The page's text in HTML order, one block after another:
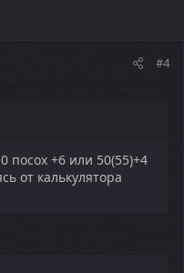
#4
посох +6 или 50(55)+4
от калькулятора